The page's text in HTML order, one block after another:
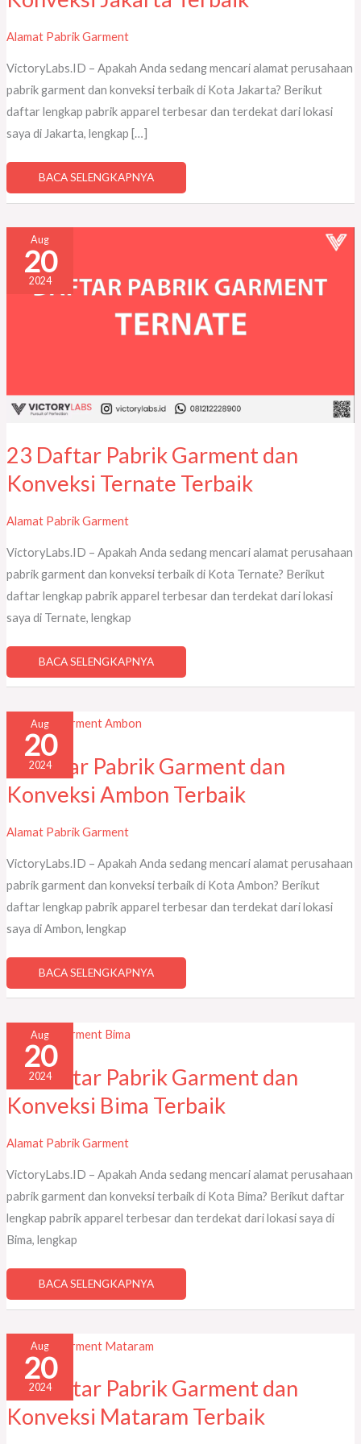
Alamat Pabrik Garment
VictoryLabs.ID – Apakah Anda sedang mencari alamat perusahaan
pabrik garment dan konveksi terbaik di Kota Jakarta? Berikut
daftar lengkap pabrik apparel terbesar dan terdekat dari lokasi
saya di Jakarta, lengkap […]
BACA SELENGKAPNYA
Aug
20
2024
23 Daftar Pabrik Garment dan
Konveksi Ternate Terbaik
Alamat Pabrik Garment
VictoryLabs.ID – Apakah Anda sedang mencari alamat perusahaan
pabrik garment dan konveksi terbaik di Kota Ternate? Berikut
daftar lengkap pabrik apparel terbesar dan terdekat dari lokasi
saya di Ternate, lengkap
23
DAFTAR
PABRIK
GARMENT
DAN
KONVEKSI
TERNATE
BACA SELENGKAPNYA
Aug
20
2024
8 Daftar Pabrik Garment dan
Konveksi Ambon Terbaik
Alamat Pabrik Garment
VictoryLabs.ID – Apakah Anda sedang mencari alamat perusahaan
pabrik garment dan konveksi terbaik di Kota Ambon? Berikut
daftar lengkap pabrik apparel terbesar dan terdekat dari lokasi
saya di Ambon, lengkap
8
DAFTAR
PABRIK
GARMENT
DAN
KONVEKSI
AMBON
TERBAIK
BACA SELENGKAPNYA
Aug
20
2024
27 Daftar Pabrik Garment dan
Konveksi Bima Terbaik
Alamat Pabrik Garment
VictoryLabs.ID – Apakah Anda sedang mencari alamat perusahaan
pabrik garment dan konveksi terbaik di Kota Bima? Berikut daftar
lengkap pabrik apparel terbesar dan terdekat dari lokasi saya di
Bima, lengkap
27
DAFTAR
PABRIK
GARMENT
DAN
KONVEKSI
BIMA
TERBAIK
BACA SELENGKAPNYA
Aug
20
2024
57 Daftar Pabrik Garment dan
Konveksi Mataram Terbaik
57
DAFTAR
PABRIK
GARMENT
DAN
KONVEKSI
MATARAM
TERBAIK